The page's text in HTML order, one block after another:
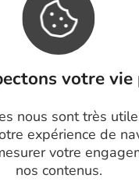
votre vie
nous sont très
expérience de
votre
nos contenus.
aux questions
Brochures
et